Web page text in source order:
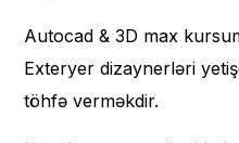
Autocad & 3D max
Exteryer dizaynerləri
töhfə verməkdir.